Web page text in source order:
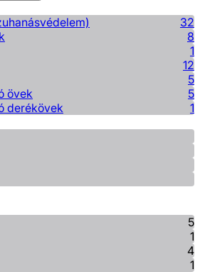
32
8
1
12
5
övek
5
derékövek
1
5
1
4
1